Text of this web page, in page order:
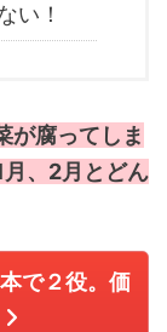
い！
が腐ってしま
月、2月とどん
で２役。価